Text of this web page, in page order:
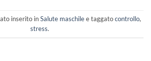
inserito inSalute maschilee taggatocontrollo,
stress.